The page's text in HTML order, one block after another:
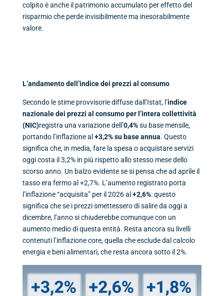
colpito è anche il patrimonio accumulato per effetto del
risparmio che perde invisibilmente ma inesorabilmente
valore.
L’andamento dell’indice dei prezzi al consumo
Secondo le stime provvisorie diffuse dall’Istat, l’indice
nazionale dei prezzi al consumo per l’intera collettività
(NIC)registra una variazione dell’0,4%su base mensile,
portando l’inflazione al +3,2% su base annua. Questo
significa che, in media, fare la spesa o acquistare servizi
oggi costa il 3,2% in più rispetto allo stesso mese dello
scorso anno. Un balzo evidente se si pensa che ad aprile il
tasso era fermo al +2,7%. L’aumento registrato porta
l’inflazione “acquisita” per il 2026 al +2,6%: questo
significa che se i prezzi smettessero di salire da oggi a
dicembre, l’anno si chiuderebbe comunque con un
aumento medio di questa entità. Resta ancora su livelli
contenuti l’inflazione core, quella che esclude dal calcolo
energia e beni alimentari, che resta ancora sotto il 2%.